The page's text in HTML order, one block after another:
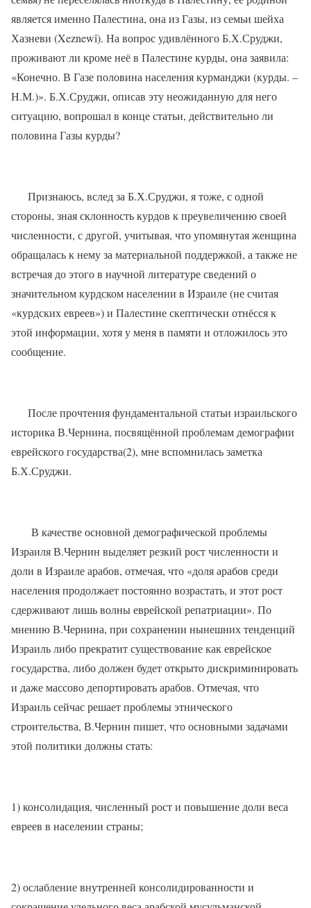
является именно Палестина, она из Газы, из семьи шейха
Хазневи (Xeznewî). На вопрос удивлённого Б.Х.Сруджи,
проживают ли кроме неё в Палестине курды, она заявила:
«Конечно. В Газе половина населения курманджи (курды. –
Н.М.)». Б.Х.Сруджи, описав эту неожиданную для него
ситуацию, вопрошал в конце статьи, действительно ли
половина Газы курды?
Признаюсь, вслед за Б.Х.Сруджи, я тоже, с одной
стороны, зная склонность курдов к преувеличению своей
численности, с другой, учитывая, что упомянутая женщина
обращалась к нему за материальной поддержкой, а также не
встречая до этого в научной литературе сведений о
значительном курдском населении в Израиле (не считая
«курдских евреев») и Палестине скептически отнёсся к
этой информации, хотя у меня в памяти и отложилось это
сообщение.
После прочтения фундаментальной статьи израильского
историка В.Чернина, посвящённой проблемам демографии
еврейского государства(2), мне вспомнилась заметка
Б.Х.Сруджи.
В качестве основной демографической проблемы
Израиля В.Чернин выделяет резкий рост численности и
доли в Израиле арабов, отмечая, что «доля арабов среди
населения продолжает постоянно возрастать, и этот рост
сдерживают лишь волны еврейской репатриации». По
мнению В.Чернина, при сохранении нынешних тенденций
Израиль либо прекратит существование как еврейское
государства, либо должен будет открыто дискриминировать
и даже массово депортировать арабов. Отмечая, что
Израиль сейчас решает проблемы этнического
строительства, В.Чернин пишет, что основными задачами
этой политики должны стать:
1) консолидация, численный рост и повышение доли веса
евреев в населении страны;
2) ослабление внутренней консолидированности и